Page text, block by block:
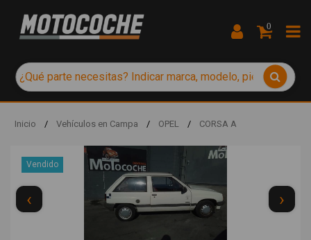
0
Inicio / Vehículos en Campa / OPEL / CORSA A
Vendido
‹ ›